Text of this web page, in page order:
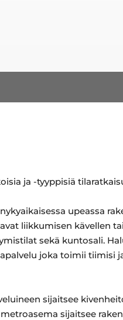
ja -tyyppisiä
upeassa
liikkumisen kävellen
sekä kuntosali.
joka toimii tiimisi
sijaitsee
sijaitsee